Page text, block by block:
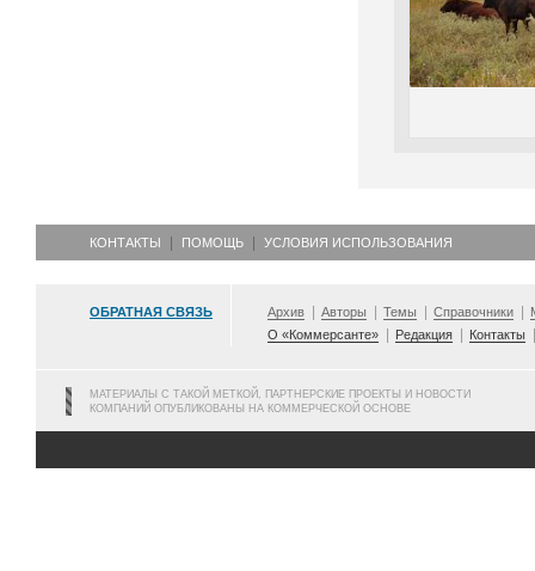
КОНТАКТЫ ПОМОЩЬ УСЛОВИЯ ИСПОЛЬЗОВАНИЯ
ОБРАТНАЯ СВЯЗЬ Архив Авторы Темы Справочники
О «Коммерсанте»
Редакция Контакты
МАТЕРИАЛЫ С ТАКОЙ МЕТКОЙ, ПАРТНЕРСКИЕ ПРОЕКТЫ И НОВОСТИ
КОМПАНИЙ ОПУБЛИКОВАНЫ НА КОММЕРЧЕСКОЙ ОСНОВЕ